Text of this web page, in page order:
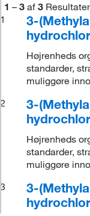
1 – 3 af 3 Resultater
1
3-
Højrenheds
standarder,
muliggøre
2
3-
Højrenheds
standarder,
muliggøre
3
3-